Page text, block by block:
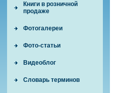
Книги в розничной
продаже
Фотогалереи
Фото-статьи
Видеоблог
Словарь терминов